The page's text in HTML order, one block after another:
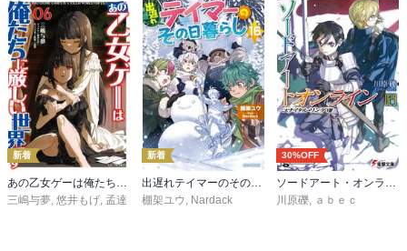
新着
あの乙女ゲーは俺たちに厳しい世界です 6
三嶋与夢, 悠井もげ, 孟達
新着
出遅れテイマーのその日暮らし 16
棚架ユウ, Nardack
30%OFF
ソードアート・オンライン29 ユナイタル・リングVIII
川原礫, ａｂｅｃ